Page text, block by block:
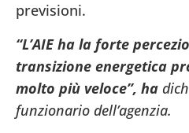
previsioni.
“L’AIE ha la forte
transizione energetica
molto più veloce”, ha
funzionario dell’agenzia.